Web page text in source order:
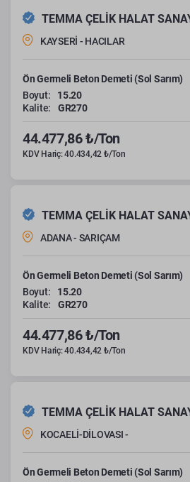
TEMMA ÇELİK HALAT
KAYSERİ - HACILAR
Ön Germeli Beton Demeti (Sol Sarım)
Boyut:
15.20
Kalite:
GR270
44.477,86 ₺/Ton
KDV Hariç: 40.434,42 ₺/Ton
TEMMA ÇELİK HALAT
ADANA - SARIÇAM
Ön Germeli Beton Demeti (Sol Sarım)
Boyut:
15.20
Kalite:
GR270
44.477,86 ₺/Ton
KDV Hariç: 40.434,42 ₺/Ton
TEMMA ÇELİK HALAT
KOCAELİ-DİLOVASI -
Ön Germeli Beton Demeti (Sol Sarım)